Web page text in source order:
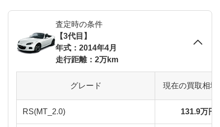
査定時の条件
【3代目】
年式：2014年4月
走行距離：2万km
グレード 現在の買取相
RS(MT_2.0) 131.9万円